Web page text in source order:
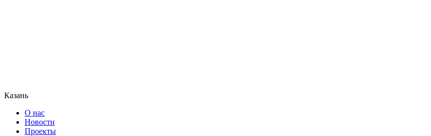
Казань
О нас
Новости
Проекты